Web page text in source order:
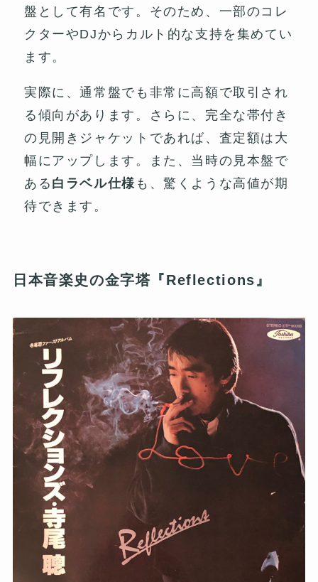
盤として有名です。そのため、一部のコレ
クターやDJからカルト的な支持を集めてい
ます。
実際に、通常盤でも非常に高額で取引され
る傾向があります。さらに、完全な帯付き
の見開きジャケットであれば、査定額は大
幅にアップします。また、当時の見本盤で
ある 白ラベル仕様 も、驚くような高値が期
待できます。
日本音楽史の金字塔『Reflections』